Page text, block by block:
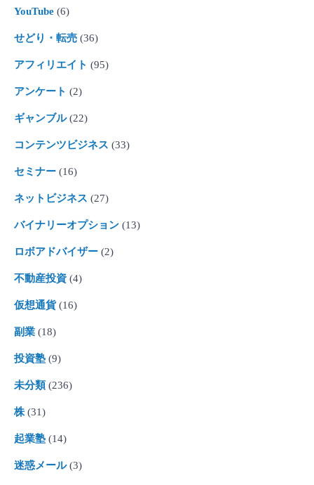
YouTube (6)
せどり・転売 (36)
アフィリエイト (95)
アンケート (2)
ギャンブル(22)
コンテンツビジネス (33)
セミナー (16)
ネットビジネス (27)
バイナリーオプション (13)
ロボアドバイザー (2)
不動産投資 (4)
仮想通貨(16)
副業 (18)
投資塾 (9)
未分類 (236)
株 (31)
起業塾 (14)
迷惑メール(3)